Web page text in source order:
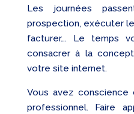
Les journées
prospection, exécuter
facturer…. Le temps
consacrer à la
votre site internet.
Vous avez conscience
professionnel. Faire